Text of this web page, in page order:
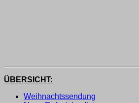
ÜBERSICHT:
Weihnachtssendung